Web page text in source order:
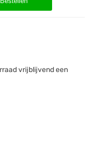
vrijblijvend een